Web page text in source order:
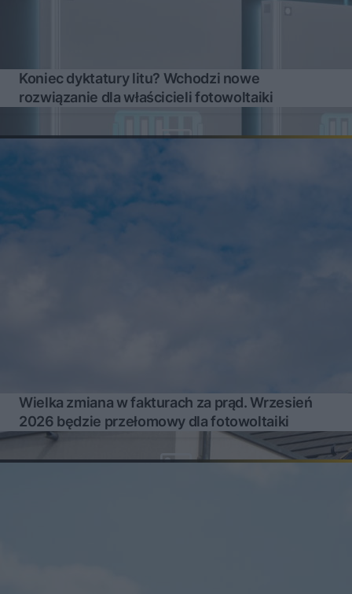
Koniec dyktatury litu? Wchodzi nowe
rozwiązanie dla właścicieli fotowoltaiki
Wielka zmiana w fakturach za prąd. Wrzesień
2026 będzie przełomowy dla fotowoltaiki